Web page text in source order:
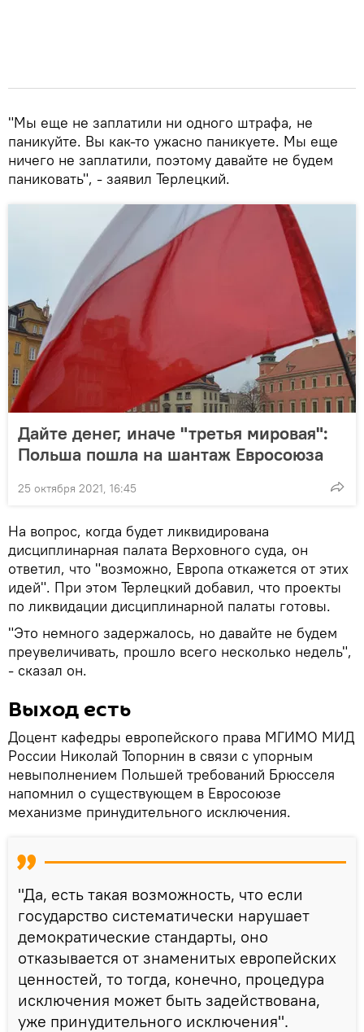
"Мы еще не заплатили ни одного штрафа, не
паникуйте. Вы как-то ужасно паникуете. Мы еще
ничего не заплатили, поэтому давайте не будем
паниковать", - заявил Терлецкий.
Дайте денег, иначе "третья мировая":
Польша пошла на шантаж Евросоюза
25 октября 2021, 16:45
На вопрос, когда будет ликвидирована
дисциплинарная палата Верховного суда, он
ответил, что "возможно, Европа откажется от этих
идей". При этом Терлецкий добавил, что проекты
по ликвидации дисциплинарной палаты готовы.
"Это немного задержалось, но давайте не будем
преувеличивать, прошло всего несколько недель",
- сказал он.
Выход есть
Доцент кафедры европейского права МГИМО МИД
России Николай Топорнин в связи с упорным
невыполнением Польшей требований Брюсселя
напомнил о существующем в Евросоюзе
механизме принудительного исключения.
"Да, есть такая возможность, что если
государство систематически нарушает
демократические стандарты, оно
отказывается от знаменитых европейских
ценностей, то тогда, конечно, процедура
исключения может быть задействована,
уже принудительного исключения".